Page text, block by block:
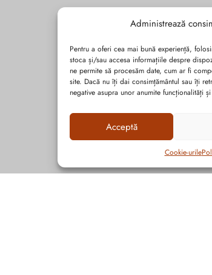
Administrează
Pentru a oferi cea mai bună experiență,
stoca și/sau accesa informațiile despre
ne permite să procesăm date, cum ar fi
site. Dacă nu îți dai consimțământul sau îți
negative asupra unor anumite funcționalități
Acceptă
Cookie-urile